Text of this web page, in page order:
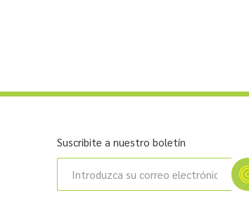
Suscribite a nuestro boletín